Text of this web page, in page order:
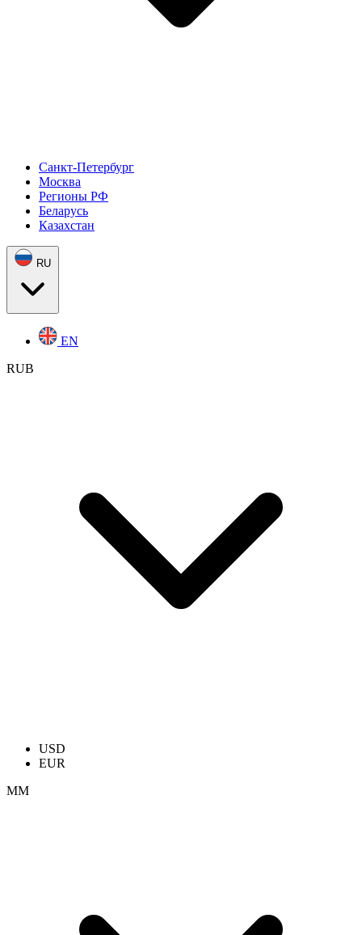
Санкт-Петербург
Москва
Регионы РФ
Беларусь
Казахстан
RU
EN
RUB
USD
EUR
ММ